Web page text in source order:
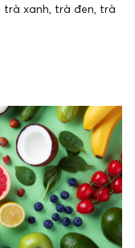
trà xanh trà đen trà